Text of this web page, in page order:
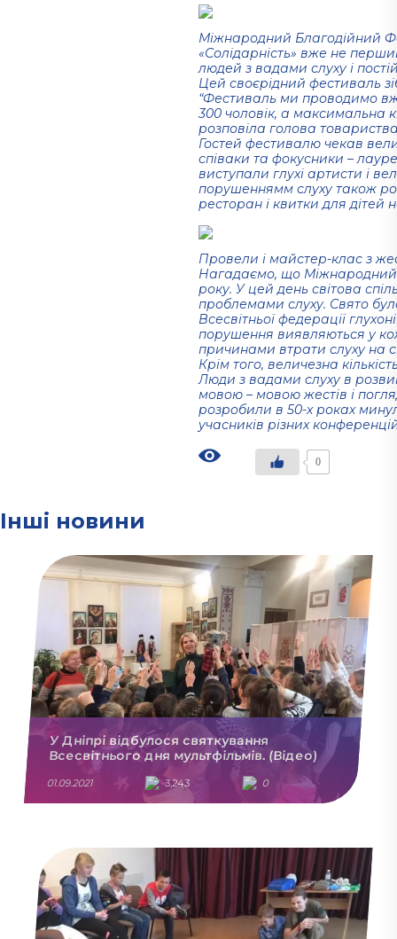
Міжнародний Благодійний
«Солідарність» вже не
людей з вадами слуху і
Цей своєрідний фестиваль
“Фестиваль ми проводимо
300 чоловік, а максимальна
розповіла голова
Гостей фестивалю чекав
співаки та фокусники –
виступали глухі артисти і
порушеннямм слуху також
ресторан і квитки для дітей
Провели і майстер-клас з
Нагадаємо, що Міжнародний
року. У цей день світова
проблемами слуху. Свято
Всесвітньої федерації
порушення виявляються у
причинами втрати слуху на
Крім того, величезна
Люди з вадами слуху в
мовою – мовою жестів і
розробили в 50-х роках
учасників різних
0
Інші новини
У Дніпрі відбулося святкування
Всесвітнього дня мультфільмів. (Відео)
01.09.2021 3,243 0